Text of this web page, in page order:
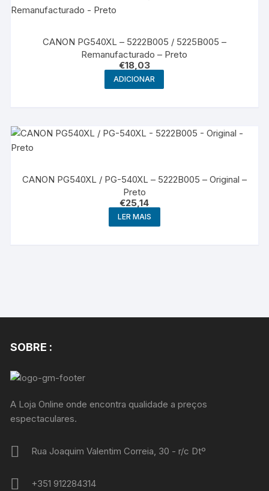
CANON PG540XL – 5222B005 / 5225B005 –
Remanufacturado – Preto
€18,03
ADICIONAR
CANON PG540XL / PG-540XL – 5222B005 – Original –
Preto
€25,14
LER MAIS
SOBRE :
A Loja Online onde encontra qualidade a preços
espectaculares.
Rua Joaquim Valentim Correia, 30 - r/c Dtº
+351 912284314